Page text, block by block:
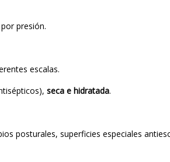
presión.
escalas.
seca e hidratada.
posturales, superficies especiales